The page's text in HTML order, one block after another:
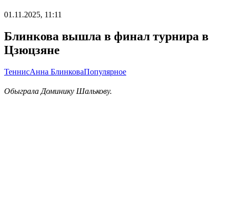
01.11.2025, 11:11
Блинкова вышла в финал турнира в
Цзюцзяне
ТеннисАнна БлинковаПопулярное
Обыграла Доминику Шалькову.